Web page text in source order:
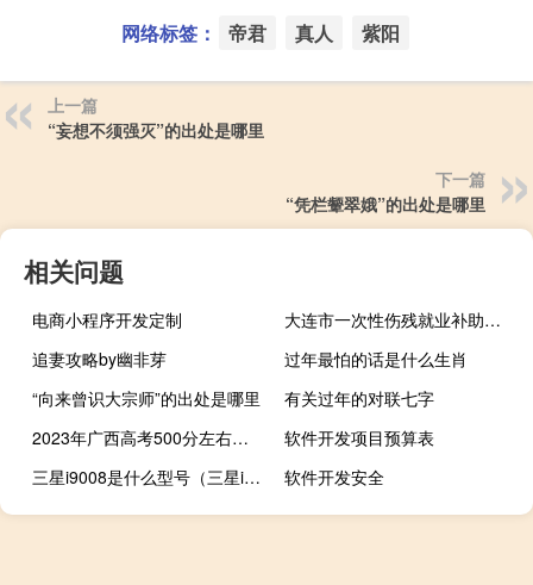
网络标签： 帝君 真人 紫阳
上一篇
“妄想不须强灭”的出处是哪里
下一篇
“凭栏颦翠娥”的出处是哪里
相关问题
电商小程序开发定制
大连市一次性伤残就业补助金标准
追妻攻略by幽非芽
过年最怕的话是什么生肖
“向来曾识大宗师”的出处是哪里
有关过年的对联七字
2023年广西高考500分左右能上什么大学
软件开发项目预算表
三星i9008是什么型号（三星i9008怎么样）
软件开发安全